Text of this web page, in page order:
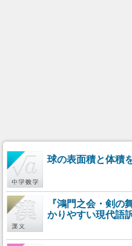
球の表面積と体積
『鴻門之会・剣の
かりやすい現代語